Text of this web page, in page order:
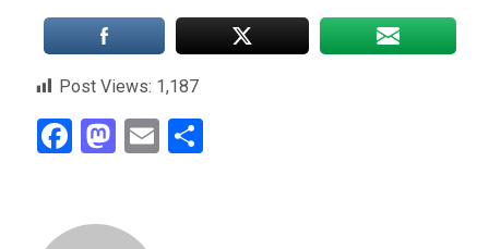
Post Views: 1,187
Facebook
Mastodon
Email